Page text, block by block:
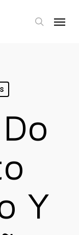
search
Y